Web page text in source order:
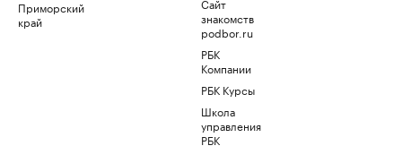
Приморский
край
Сайт
знакомств
podbor.ru
РБК
Компании
РБК Курсы
Школа
управления
РБК